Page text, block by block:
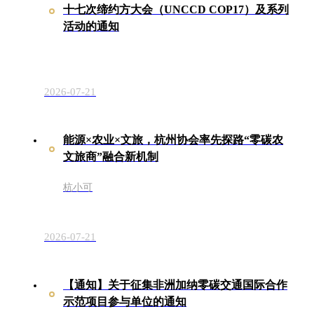
十七次缔约方大会（UNCCD COP17）及系列
活动的通知
2026-07-21
能源×农业×文旅，杭州协会率先探路“零碳农
文旅商”融合新机制
杭小可
2026-07-21
【通知】关于征集非洲加纳零碳交通国际合作
示范项目参与单位的通知